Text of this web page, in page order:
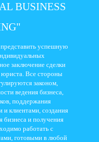
BUSINESS
успешную
заключение сделки
юриста. Все стороны
законом,
ведения бизнеса,
поддержания
и клиентами, создания
бизнеса и получения
работать с
готовыми в любой